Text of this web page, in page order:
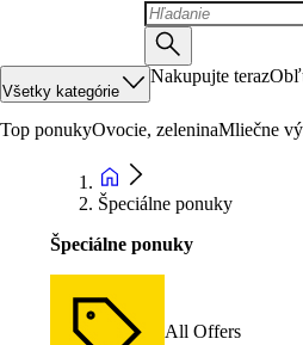
Všetky kategórie
Nakupujte teraz
Top ponukyOvocie, zeleninaMliečne
Špeciálne ponuky
Špeciálne ponuky
All Offers